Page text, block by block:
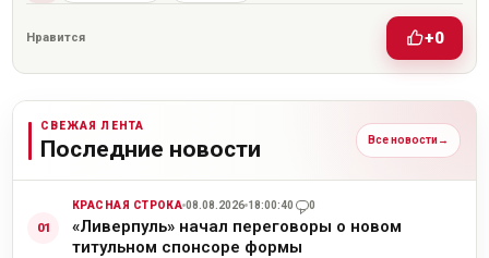
Нравится +0
СВЕЖАЯ ЛЕНТА
Последние новости Все новости→
КРАСНАЯ СТРОКА 08.08.2026 18:00:40 0
«Ливерпуль» начал переговоры о новом
титульном спонсоре формы